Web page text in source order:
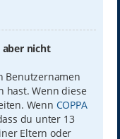
nicht
Benutzernamen
hast. Wenn diese
Wenn COPPA
du unter 13
Eltern oder